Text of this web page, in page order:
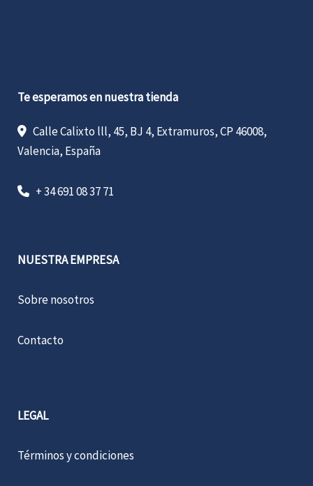
Te esperamos en nuestra tienda
Calle Calixto lll, 45, BJ 4, Extramuros, CP 46008,
Valencia, España
+ 34 691 08 37 71
NUESTRA EMPRESA
Sobre nosotros
Contacto
LEGAL
Términos y condiciones